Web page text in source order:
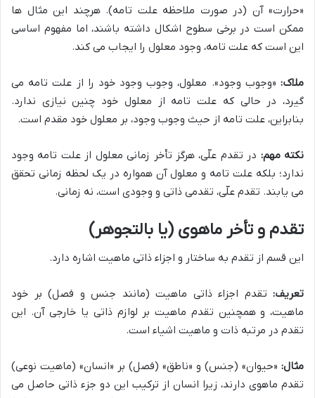
«حرارت» آن (در صورت ملاحظه علت تامه). هرچند این مثال ها
ممکن است در برخی سطوح اشکال داشته باشند، اما مفهوم اساسی
این است که علت تامه، وجود معلول را ایجاب می کند.
ملاک: «وجوب وجود». معلول، وجوب وجود خود را از علت تامه می
گیرد، در حالی که علت تامه از معلول خود چنین نیازی ندارد.
بنابراین، علت تامه از حیث وجوب وجود، بر معلول خود مقدم است.
نکته مهم: در تقدم علّی، هرگز تأخر زمانی معلول از علت تامه وجود
ندارد؛ بلکه علت تامه و معلول آن همواره در یک لحظه زمانی تحقق
می یابند. تقدم علّی، تقدمی ذاتی و وجودی است، نه زمانی.
تقدم و تأخر ماهوی (یا بالتجوهر)
این قسم از تقدم به ساختار و اجزاء ذاتی ماهیت اشاره دارد.
تعریف: تقدم اجزاء ذاتی ماهیت (مانند جنس و فصل) بر خود
ماهیت، و همچنین تقدم ماهیت بر لوازم ذاتی یا خارجی آن. این
تقدم در مرتبه ذات و ماهیت اشیاء است.
مثال: «حیوان» (جنس) و «ناطق» (فصل) بر «انسان» (ماهیت نوعی)
تقدم ماهوی دارند، زیرا انسان از ترکیب این دو جزء ذاتی حاصل می